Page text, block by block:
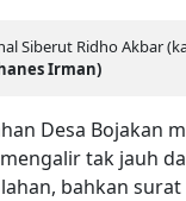
Siberut Ridho Akbar
Irman)
Desa Bojakan
tak jauh
bahkan